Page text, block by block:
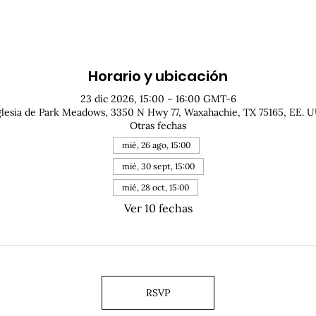
Horario y ubicación
23 dic 2026, 15:00 – 16:00 GMT-6
de Park Meadows, 3350 N Hwy 77, Waxahachie, TX 75165, EE.
Otras fechas
mié, 26 ago, 15:00
mié, 30 sept, 15:00
mié, 28 oct, 15:00
Ver 10 fechas
RSVP